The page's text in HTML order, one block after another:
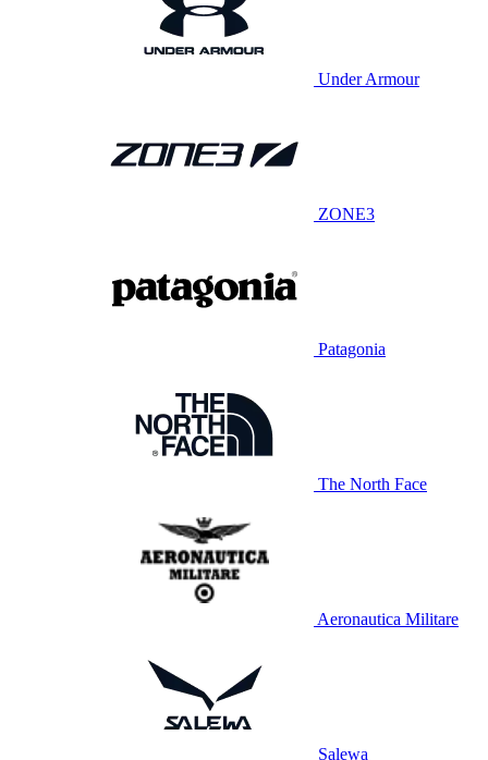
Under Armour
ZONE3
Patagonia
The North Face
Aeronautica Militare
Salewa